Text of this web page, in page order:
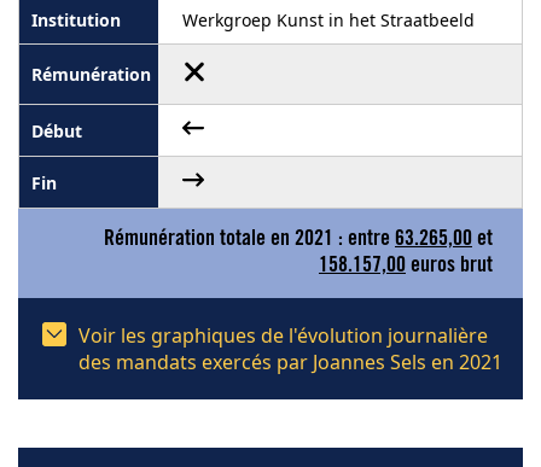
Werkgroep Kunst in het Straatbeeld
Rémunération totale en 2021 : entre 63.265,00 et
158.157,00 euros brut
Voir les graphiques de l'évolution journalière
des mandats exercés par Joannes Sels en 2021